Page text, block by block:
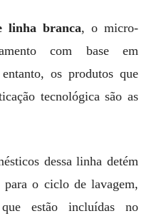
linha branca, o micro-
com base em
os produtos que
tecnológica são as
dessa linha detém
o ciclo de lavagem,
estão incluídas no